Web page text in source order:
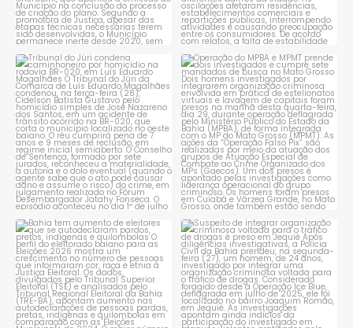
Tribunal do Júri condena
caminhoneiro por...
1 0
Operação do MPBA e MPMT
prende dois investigados e...
1 0
Bahia tem aumento de eleitores
que se autodeclaram...
1 0
Suspeito de integrar
organização criminosa
voltada...
1 0